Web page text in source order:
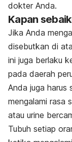
dokter Anda.
Kapan
Jika Anda
disebutkan di
ini juga berlaku
pada daerah
Anda juga harus
mengalami rasa
atau urine
Tubuh setiap